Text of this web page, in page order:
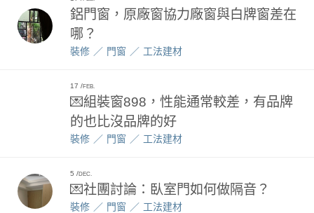
鋁門窗，原廠窗協力廠窗與白牌窗差在
哪？
裝修 門窗 工法建材
17 FEB.
💌組裝窗898，性能通常較差，有品牌
的也比沒品牌的好
裝修 門窗 工法建材
5 DEC.
💌社團討論：臥室門如何做隔音？
裝修 門窗 工法建材